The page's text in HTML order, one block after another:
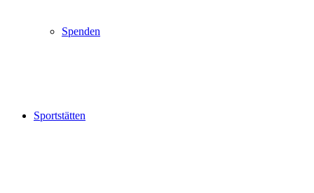
Spenden
Sportstätten